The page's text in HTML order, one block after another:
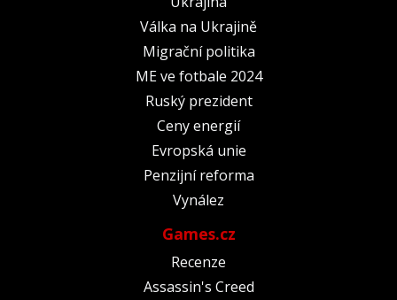
Válka na Ukrajině
Migrační politika
ME ve fotbale 2024
Ruský prezident
Ceny energií
Evropská unie
Penzijní reforma
Vynález
Games.cz
Recenze
Assassin's Creed